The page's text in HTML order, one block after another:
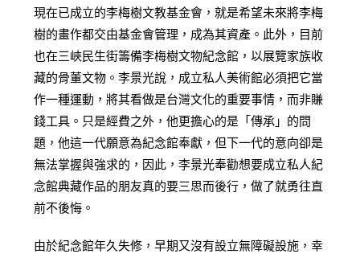
現在已成立的李梅樹文教基金會，就是希望未來將李梅
樹的畫作都交由基金會管理，成為其資產。此外，目前
也在三峽民生街籌備李梅樹文物紀念館，以展覽家族收
藏的骨董文物。李景光說，成立私人美術館必須把它當
作一種運動，將其看做是台灣文化的重要事情，而非賺
錢工具。只是經費之外，他更擔心的是「傳承」的問
題，他這一代願意為紀念館奉獻，但下一代的意向卻是
無法掌握與強求的，因此，李景光奉勸想要成立私人紀
念館典藏作品的朋友真的要三思而後行，做了就勇往直
前不後悔。
由於紀念館年久失修，早期又沒有設立無障礙設施，幸